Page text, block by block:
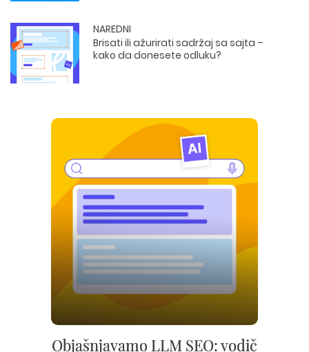
NAREDNI
Brisati ili ažurirati sadržaj sa sajta –
kako da donesete odluku?
Objašnjavamo LLM SEO: vodič